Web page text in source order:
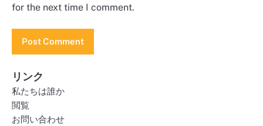
for the next time I comment.
リンク
私たちは誰か
閲覧
お問い合わせ